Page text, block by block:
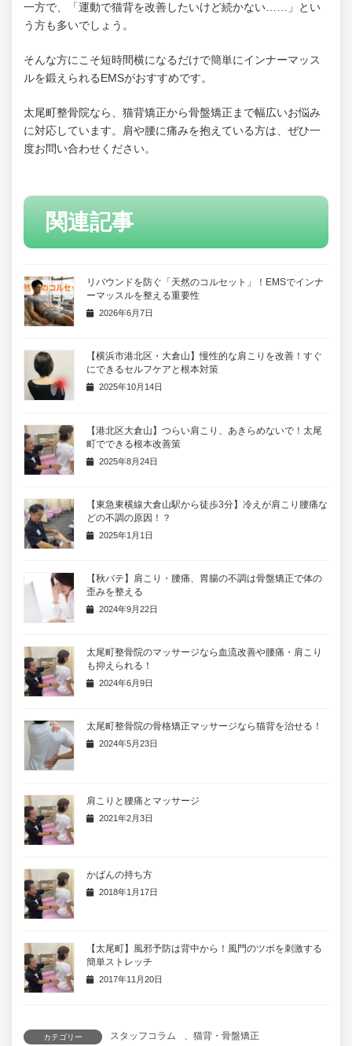
一方で、「運動で猫背を改善したいけど続かない……」とい
う方も多いでしょう。
そんな方にこそ短時間横になるだけで簡単にインナーマッス
ルを鍛えられるEMSがおすすめです。
太尾町整骨院なら、猫背矯正から骨盤矯正まで幅広いお悩み
に対応しています。肩や腰に痛みを抱えている方は、ぜひ一
度お問い合わせください。
関連記事
リバウンドを防ぐ「天然のコルセット」！EMSでインナ
ーマッスルを整える重要性
2026年6月7日
【横浜市港北区・大倉山】慢性的な肩こりを改善！すぐ
にできるセルフケアと根本対策
2025年10月14日
【港北区大倉山】つらい肩こり、あきらめないで！太尾
町でできる根本改善策
2025年8月24日
【東急東横線大倉山駅から徒歩3分】冷えが肩こり腰痛な
どの不調の原因！？
2025年1月1日
【秋バテ】肩こり・腰痛、胃腸の不調は骨盤矯正で体の
歪みを整える
2024年9月22日
太尾町整骨院のマッサージなら血流改善や腰痛・肩こり
も抑えられる！
2024年6月9日
太尾町整骨院の骨格矯正マッサージなら猫背を治せる！
2024年5月23日
肩こりと腰痛とマッサージ
2021年2月3日
かばんの持ち方
2018年1月17日
【太尾町】風邪予防は背中から！風門のツボを刺激する
簡単ストレッチ
2017年11月20日
カテゴリー スタッフコラム 、 猫背・骨盤矯正